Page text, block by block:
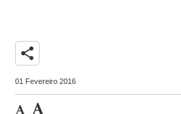
share
01 Fevereiro 2016